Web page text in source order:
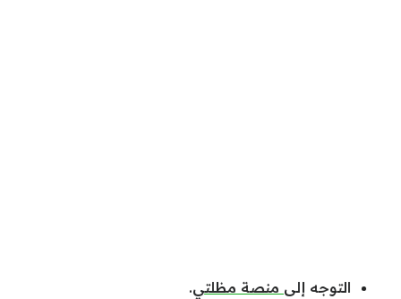
التوجه إلى منصة مظلتي.